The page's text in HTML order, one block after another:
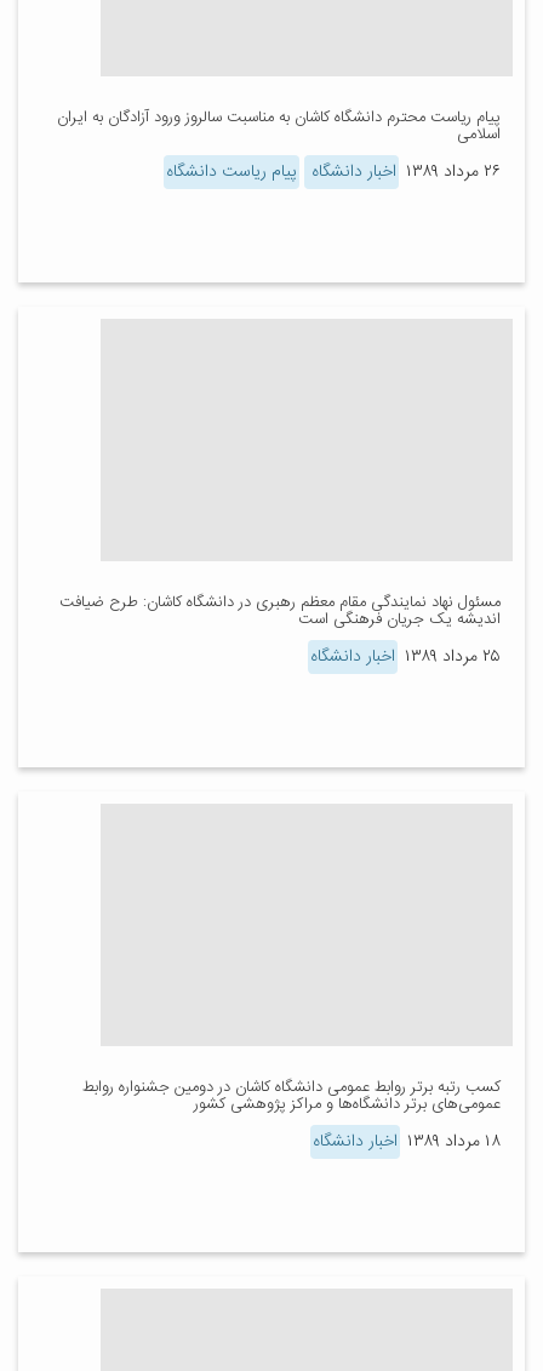
پیام ریاست محترم دانشگاه کاشان به مناسبت سالروز ورود آزادگان به ایران
اسلامی
۲۶ مرداد ۱۳۸۹ اخبار دانشگاه پیام ریاست دانشگاه
مسئول نهاد نمایندگی مقام معظم رهبری در دانشگاه کاشان: طرح ضیافت
اندیشه یک جریان فرهنگی است
۲۵ مرداد ۱۳۸۹ اخبار دانشگاه
کسب رتبه برتر روابط عمومی دانشگاه کاشان در دومین جشنواره روابط
عمومی‌های برتر دانشگاه‌ها و مراکز پژوهشی کشور
۱۸ مرداد ۱۳۸۹ اخبار دانشگاه